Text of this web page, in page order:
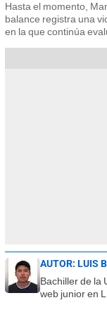
Hasta el momento,
balance registra una
en la que continúa
AUTOR: LUIS
Bachiller de la
web junior en